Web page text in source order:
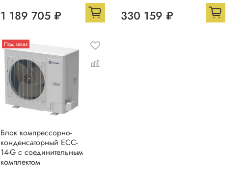
1 189 705 ₽ 330 159 ₽
Под заказ
Блок компрессорно-
конденсаторный ECC-
14-G с соединительным
комплектом